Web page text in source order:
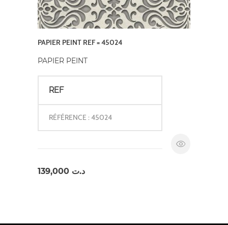
PAPIER PEINT REF = 45024
PAPIER PEINT
REF
RÉFÉRENCE : 45024
د.ت